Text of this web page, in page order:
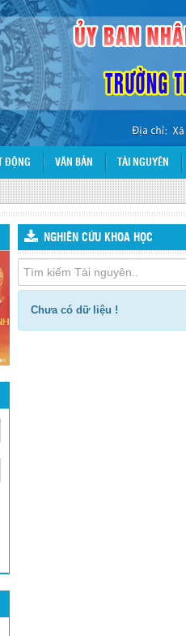
ĐỘNG VĂN BẢN TÀI NGUYÊN
NGHIÊN CỨU KHOA HỌC
Chưa có dữ liệu !